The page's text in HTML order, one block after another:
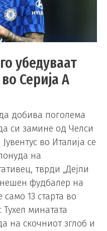
убедуваат
Серија А
добива поголема
си замине од Челси
во Италија се
на
тврди „Дејли
фудбалер на
13 старта во
минатата
на скочниот зглоб и